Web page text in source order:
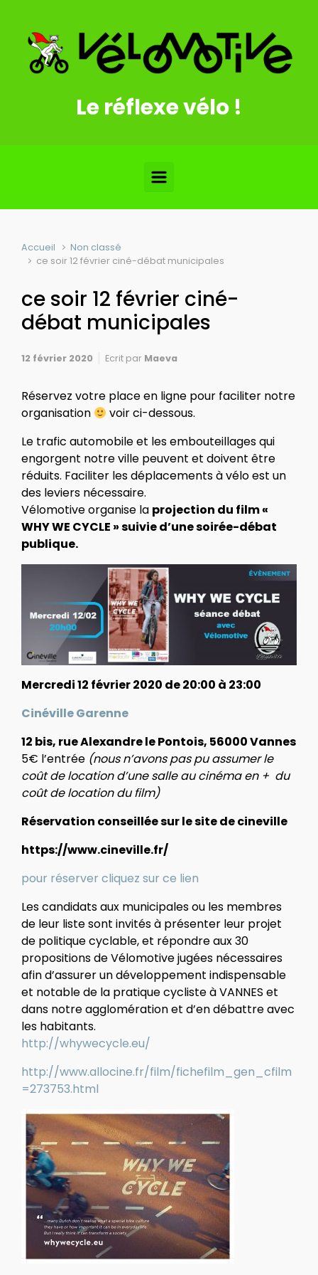
Le réflexe vélo !
Accueil
Non classé
ce soir 12 février ciné-débat municipales
ce soir 12 février ciné-
débat municipales
12 février 2020 Ecrit par Maeva
Réservez votre place en ligne pour faciliter notre
organisation
voir ci-dessous.
Le trafic automobile et les embouteillages qui
engorgent notre ville peuvent et doivent être
réduits. Faciliter les déplacements à vélo est un
des leviers nécessaire.
Vélomotive organise la projection du film «
WHY WE CYCLE » suivie d’une soirée-débat
publique.
Mercredi 12 février 2020 de 20:00 à 23:00
Cinéville Garenne
12 bis, rue Alexandre le Pontois, 56000 Vannes
5€ l’entrée (nous n’avons pas pu assumer le
coût de location d’une salle au cinéma en + du
coût de location du film)
Réservation conseillée sur le site de cineville
https://www.cineville.fr/
pour réserver cliquez sur ce lien
Les candidats aux municipales ou les membres
de leur liste sont invités à présenter leur projet
de politique cyclable, et répondre aux 30
propositions de Vélomotive jugées nécessaires
afin d’assurer un développement indispensable
et notable de la pratique cycliste à VANNES et
dans notre agglomération et d’en débattre avec
les habitants.
http://whywecycle.eu/
http://www.allocine.fr/film/fichefilm_gen_cfilm
=273753.html